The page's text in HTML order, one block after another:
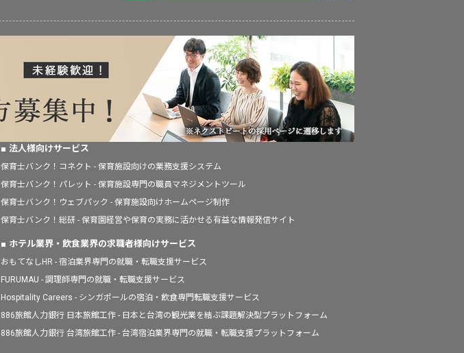
法人様向けサービス
保育士バンク！コネクト - 保育施設向けの業務支援システム
保育士バンク！パレット - 保育施設専門の職員マネジメントツール
保育士バンク！ウェブパック - 保育施設向けホームページ制作
保育士バンク！総研 - 保育園経営や保育の実務に活かせる有益な情報発信サイト
ホテル業界・飲食業界の求職者様向けサービス
おもてなしHR - 宿泊業界専門の就職・転職支援サービス
FURUMAU - 調理師専門の就職・転職支援サービス
Hospitality Careers - シンガポールの宿泊・飲食専門転職支援サービス
886旅館人力銀行 日本旅館工作 - 日本と台湾の観光業を結ぶ課題解決型プラットフォーム
886旅館人力銀行 台湾旅館工作 - 台湾宿泊業界専門の就職・転職支援プラットフォーム